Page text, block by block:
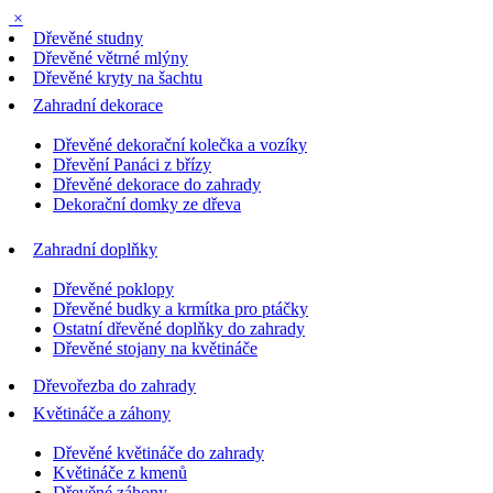
×
Dřevěné studny
Dřevěné větrné mlýny
Dřevěné kryty na šachtu
Zahradní dekorace
Dřevěné dekorační kolečka a vozíky
Dřevění Panáci z břízy
Dřevěné dekorace do zahrady
Dekorační domky ze dřeva
Zahradní doplňky
Dřevěné poklopy
Dřevěné budky a krmítka pro ptáčky
Ostatní dřevěné doplňky do zahrady
Dřevěné stojany na květináče
Dřevořezba do zahrady
Květináče a záhony
Dřevěné květináče do zahrady
Květináče z kmenů